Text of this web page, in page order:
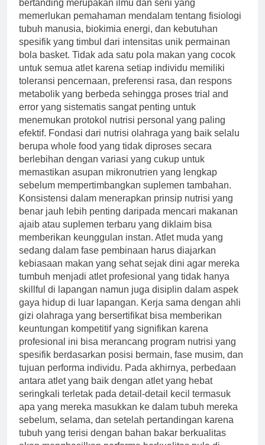
bertanding merupakan ilmu dan seni yang
memerlukan pemahaman mendalam tentang fisiologi
tubuh manusia, biokimia energi, dan kebutuhan
spesifik yang timbul dari intensitas unik permainan
bola basket. Tidak ada satu pola makan yang cocok
untuk semua atlet karena setiap individu memiliki
toleransi pencernaan, preferensi rasa, dan respons
metabolik yang berbeda sehingga proses trial and
error yang sistematis sangat penting untuk
menemukan protokol nutrisi personal yang paling
efektif. Fondasi dari nutrisi olahraga yang baik selalu
berupa whole food yang tidak diproses secara
berlebihan dengan variasi yang cukup untuk
memastikan asupan mikronutrien yang lengkap
sebelum mempertimbangkan suplemen tambahan.
Konsistensi dalam menerapkan prinsip nutrisi yang
benar jauh lebih penting daripada mencari makanan
ajaib atau suplemen terbaru yang diklaim bisa
memberikan keunggulan instan. Atlet muda yang
sedang dalam fase pembinaan harus diajarkan
kebiasaan makan yang sehat sejak dini agar mereka
tumbuh menjadi atlet profesional yang tidak hanya
skillful di lapangan namun juga disiplin dalam aspek
gaya hidup di luar lapangan. Kerja sama dengan ahli
gizi olahraga yang bersertifikat bisa memberikan
keuntungan kompetitif yang signifikan karena
profesional ini bisa merancang program nutrisi yang
spesifik berdasarkan posisi bermain, fase musim, dan
tujuan performa individu. Pada akhirnya, perbedaan
antara atlet yang baik dengan atlet yang hebat
seringkali terletak pada detail-detail kecil termasuk
apa yang mereka masukkan ke dalam tubuh mereka
sebelum, selama, dan setelah pertandingan karena
tubuh yang terisi dengan bahan bakar berkualitas